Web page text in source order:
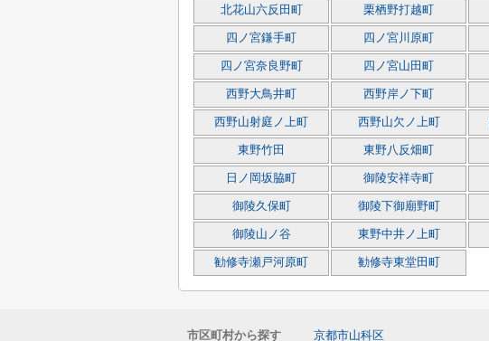
北花山六反田町 栗栖野打越町
四ノ宮鎌手町 四ノ宮川原町
四ノ宮奈良野町 四ノ宮山田町
西野大鳥井町 西野岸ノ下町
西野山射庭ノ上町 西野山欠ノ上町
東野竹田 東野八反畑町
日ノ岡坂脇町 御陵安祥寺町
御陵久保町 御陵下御廟野町
御陵山ノ谷 東野中井ノ上町
勧修寺瀬戸河原町 勧修寺東堂田町
市区町村から探す 京都市山科区